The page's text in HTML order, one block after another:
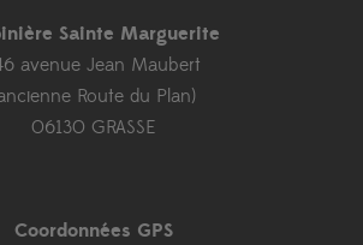
Sainte Marguerite
avenue Jean Maubert
Route du Plan)
06130 GRASSE
Coordonnées GPS